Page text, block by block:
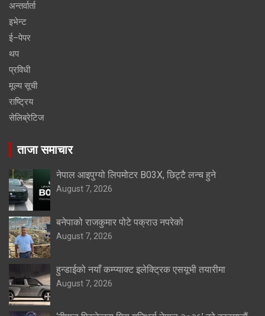
अन्तर्वार्ता
इभेन्ट
ई–पेपर
थप
प्रविधी
मूल्य सूची
राष्ट्रिय
सेलिब्रेटिज
ताजा समाचार
नेपाल आइपुग्यो लिपमोटर B03X, छिट्टै लन्च हुने
August 7, 2026
बनेपाको राजकुमार पोटे पक्राउ नपरेको
August 7, 2026
हुन्डाईको नयाँ कम्प्याक्ट इलेक्ट्रिक एसयूभी तयारीमा
August 7, 2026